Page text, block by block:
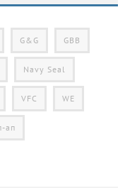
G&G GBB
Navy Seal
VFC WE
ап